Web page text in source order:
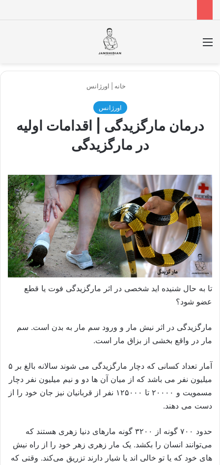
خانه اورژانس
اورژانس
درمان مارگزیدگی | اقدامات اولیه
در مارگزیدگی
تا به حال شنیده اید شخصی در اثر مارگزیدگی فوت یا قطع
عضو شود؟
مارگزیدگی در اثر نیش مار و ورود سم مار به بدن است. سم
مار در واقع بخشی از بزاق مار است.
آمار تعداد کسانی که دچار مارگزیدگی می شوند سالانه بالغ بر ۵
میلیون نفر می باشد که از میان آن ها دو و نیم میلیون نفر دچار
مسمویت و ۲۰۰۰۰ تا ۱۲۵۰۰۰ نفر از قربانیان نیز جان خود را از
دست می دهند.
حدود ۷۰۰ گونه از ۳۲۰۰ گونه مارهای دنیا زهری هستند که
می‌توانند انسان را بکشد. یک مار زهری زهر خود را از راه نیش
های خود که یا تو خالی اند یا شیار دارند تزریق می‌کند. وقتی که